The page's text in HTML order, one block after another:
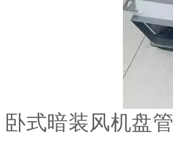
卧式暗装风机盘管